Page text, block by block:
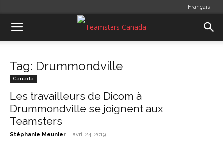
Français
Tag: Drummondville
Canada
Les travailleurs de Dicom à
Drummondville se joignent aux
Teamsters
Stéphanie Meunier - avril 24, 2019